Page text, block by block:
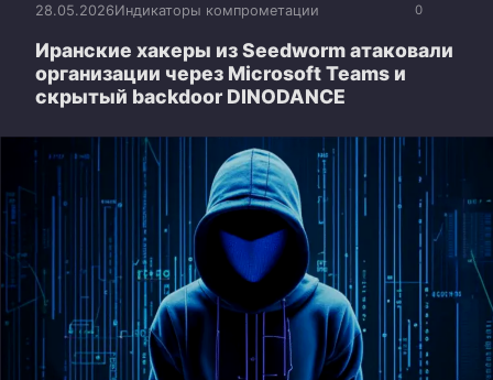
0
28.05.2026Индикаторы компрометации
Иранские хакеры из Seedworm атаковали
организации через Microsoft Teams и
скрытый backdoor DINODANCE